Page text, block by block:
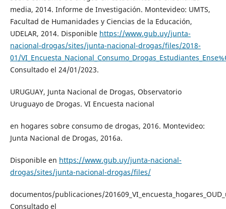
media, 2014. Informe de Investigación. Montevideo: UMTS,
Facultad de Humanidades y Ciencias de la Educación,
UDELAR, 2014. Disponible https://www.gub.uy/junta-
nacional-drogas/sites/junta-nacional-drogas/files/2018-
01/
Consultado el 24/01/2023.
URUGUAY, Junta Nacional de Drogas, Observatorio
Uruguayo de Drogas. VI Encuesta nacional
en hogares sobre consumo de drogas, 2016. Montevideo:
Junta Nacional de Drogas, 2016a.
Disponible en https://www.gub.uy/junta-nacional-
drogas/sites/junta-nacional-drogas/files/
documentos/publicaciones/
Consultado el